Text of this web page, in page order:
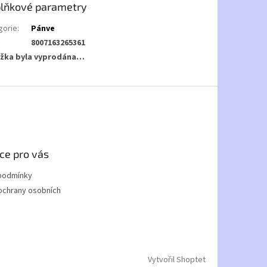
parametry
:
Pánve
8007163265361
byla vyprodána…
pro vás
osobních
Vytvořil Shoptet